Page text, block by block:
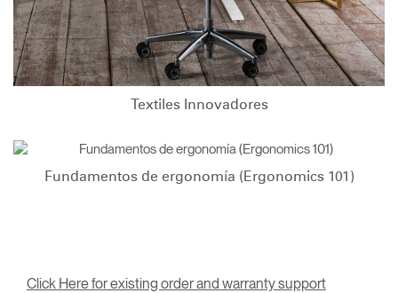
Textiles Innovadores
Fundamentos de ergonomía (Ergonomics 101)
Click Here for existing order and warranty support